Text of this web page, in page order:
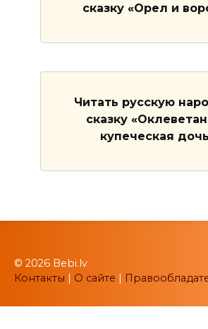
сказку «Орел и
Читать русскую
сказку
купеческая
© 2026 Bebi.lv
Контакты | О сайте |